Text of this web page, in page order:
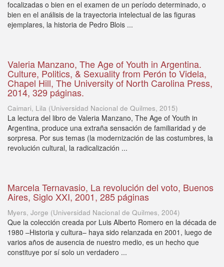
focalizadas o bien en el examen de un período determinado, o
bien en el análisis de la trayectoria intelectual de las figuras
ejemplares, la historia de Pedro Blois ...
Valeria Manzano, The Age of Youth in Argentina.
Culture, Politics, & Sexuality from Perón to Videla,
Chapel Hill, The University of North Carolina Press,
2014, 329 páginas.
Caimari, Lila (Universidad Nacional de Quilmes, 2015)
La lectura del libro de Valeria Manzano, The Age of Youth in
Argentina, produce una extraña sensación de familiaridad y de
sorpresa. Por sus temas (la modernización de las costumbres, la
revolución cultural, la radicalización ...
Marcela Ternavasio, La revolución del voto, Buenos
Aires, Siglo XXI, 2001, 285 páginas
Myers, Jorge (Universidad Nacional de Quilmes, 2004)
Que la colección creada por Luis Alberto Romero en la década de
1980 –Historia y cultura– haya sido relanzada en 2001, luego de
varios años de ausencia de nuestro medio, es un hecho que
constituye por sí solo un verdadero ...